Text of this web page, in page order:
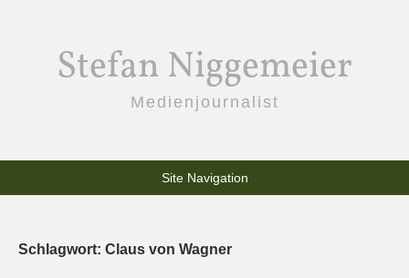
Stefan Niggemeier
Medienjournalist
Site Navigation
Schlagwort: Claus von Wagner